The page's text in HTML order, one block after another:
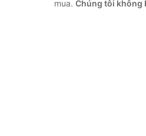
mua. Chúng tôi không